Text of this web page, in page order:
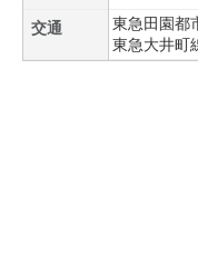
交通 東急田園都
東急大井町